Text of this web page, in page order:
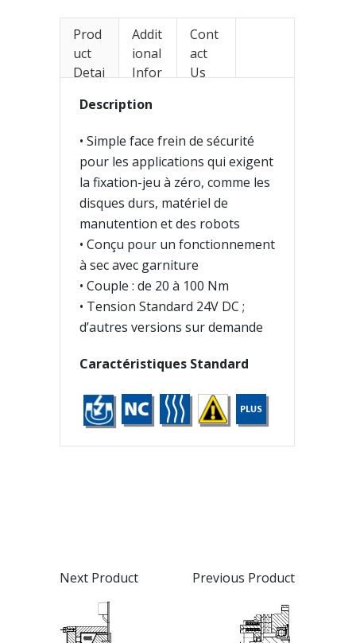
Prod
uct
Detai
Addit
ional
Infor
on
Cont
act
Us
Description
• Simple face frein de sécurité
pour les applications qui exigent
la fixation-jeu à zéro, comme les
disques durs, matériel de
manutention et des robots
• Conçu pour un fonctionnement
à sec avec garniture
• Couple : de 20 à 100 Nm
• Tension Standard 24V DC ;
d’autres versions sur demande
Caractéristiques Standard
Next Product Previous Product